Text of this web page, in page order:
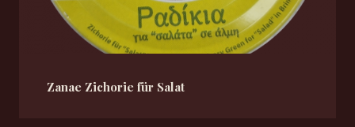
Zanae Zichorie für Salat